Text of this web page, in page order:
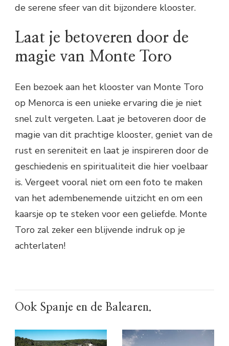
de serene sfeer van dit bijzondere klooster.
Laat je betoveren door de
magie van Monte Toro
Een bezoek aan het klooster van Monte Toro
op Menorca is een unieke ervaring die je niet
snel zult vergeten. Laat je betoveren door de
magie van dit prachtige klooster, geniet van de
rust en sereniteit en laat je inspireren door de
geschiedenis en spiritualiteit die hier voelbaar
is. Vergeet vooral niet om een foto te maken
van het adembenemende uitzicht en om een
kaarsje op te steken voor een geliefde. Monte
Toro zal zeker een blijvende indruk op je
achterlaten!
Ook Spanje en de Balearen.